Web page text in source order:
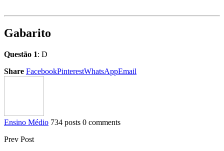
Gabarito
Questão 1: D
Share FacebookPinterestWhatsAppEmail
Ensino Médio 734 posts 0 comments
Prev Post